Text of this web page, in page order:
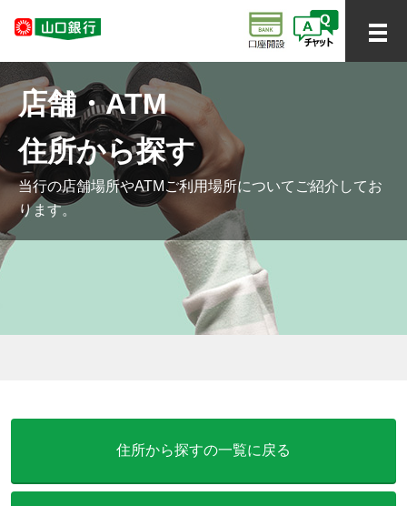
店舗・ATM
住所から探す
当行の店舗場所やATMご利用場所についてご紹介してお
ります。
住所から探すの一覧に戻る